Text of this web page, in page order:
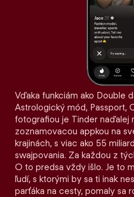
Vďaka funkciám ako Double
Astrologický mód, Passport,
fotografiou je Tinder naďalej
zoznamovacou appkou na
krajinách, s viac ako 55
swajpovania. Za každou z
O to predsa vždy išlo. Je to
ľudí, s ktorými by sa ti inak
parťáka na cesty, pomaly sa